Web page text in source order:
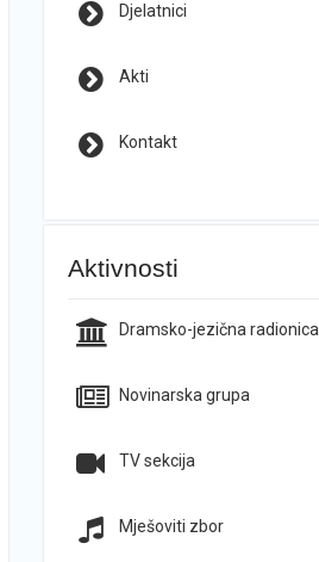
Djelatnici
Akti
Kontakt
Aktivnosti
Dramsko-jezična radionica
Novinarska grupa
TV sekcija
Mješoviti zbor